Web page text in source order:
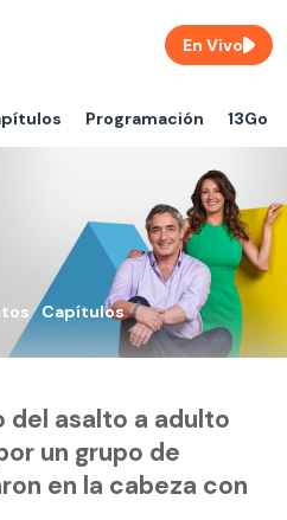
Programación 13Go
En Vivo
Capítulos
asalto a adulto
un grupo de
en la cabeza con